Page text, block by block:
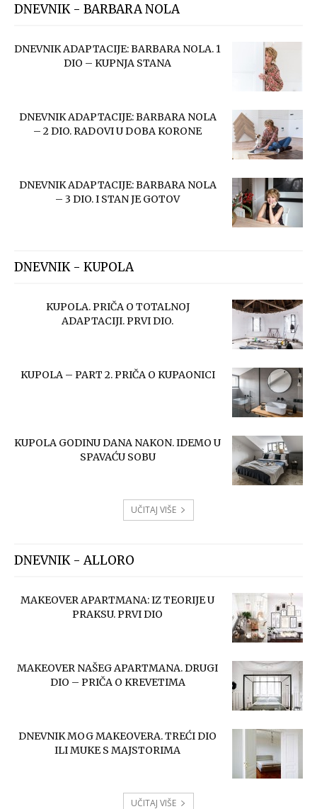
DNEVNIK - BARBARA NOLA
DNEVNIK ADAPTACIJE: BARBARA NOLA. 1
DIO – KUPNJA STANA
DNEVNIK ADAPTACIJE: BARBARA NOLA
– 2 DIO. RADOVI U DOBA KORONE
DNEVNIK ADAPTACIJE: BARBARA NOLA
– 3 DIO. I STAN JE GOTOV
DNEVNIK - KUPOLA
KUPOLA. PRIČA O TOTALNOJ
ADAPTACIJI. PRVI DIO.
KUPOLA – PART 2. PRIČA O KUPAONICI
KUPOLA GODINU DANA NAKON. IDEMO U
SPAVAĆU SOBU
UČITAJ VIŠE
DNEVNIK - ALLORO
MAKEOVER APARTMANA: IZ TEORIJE U
PRAKSU. PRVI DIO
MAKEOVER NAŠEG APARTMANA. DRUGI
DIO – PRIČA O KREVETIMA
DNEVNIK MOG MAKEOVERA. TREĆI DIO
ILI MUKE S MAJSTORIMA
UČITAJ VIŠE